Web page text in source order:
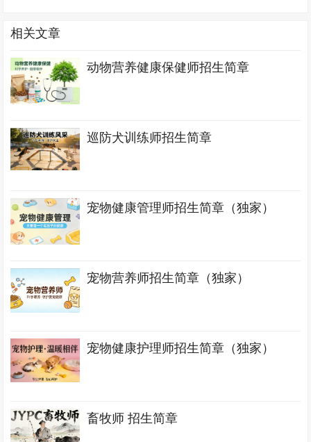
相关文章
动物营养健康保健师招生简章
巡防犬训练师招生简章
宠物健康管理师招生简章（独家）
宠物营养师招生简章（独家）
宠物健康护理师招生简章（独家）
畜牧师 招生简章